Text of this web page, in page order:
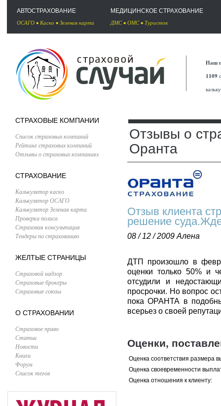
АВТОСТРАХОВАНИЕ
ОСАГО • Каско • Зеленая карта
МЕДИЦИНСКОЕ СТРАХОВАНИЕ
ДМС• ОМС• Туристов
Наш
1109
СТРАХОВЫЕ КОМПАНИИ
Список страховых компаний
Рейтинг страховых компаний
Отзывы о страховых компаниях
СТРАХОВАНИЕ
Калькулятор каско
Калькулятор ОСАГО
Калькулятор Зеленая карта
Проверка полиса
Страховая консультация
Тендеры по страхованию
ЖЕЛТЫЕ СТРАНИЦЫ
Страховой надзор
Страховые брокеры
Страховые союзы
О СТРАХОВАНИИ
Страховое право
Статьи
Новости
Книги
Форум
Список тегов
Отзывы о
Оранта
Отзыв клиента
решение
08 / 12 / 2009 Алена
ДТП произошло в
оценки только 50% и
отсудили и
просрочки. Но вопрос
пока ОРАНТА в
всерьез о своей
Оценки,
Оценка соответствия размера
Оценка своевременности
Оценка отношения к клиенту: